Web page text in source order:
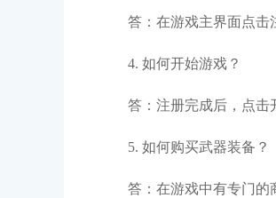
答：在游戏主界面点击
4. 如何开始游戏？
答：注册完成后，点击
5. 如何购买武器装备？
答：在游戏中有专门的